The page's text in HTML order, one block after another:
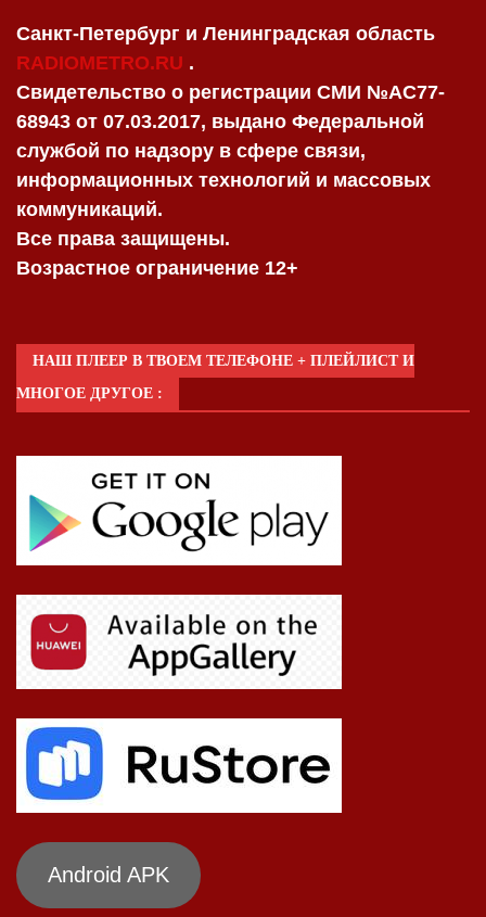
Санкт-Петербург и Ленинградская область
RADIOMETRO.RU .
Свидетельство о регистрации СМИ №AC77-
68943 от 07.03.2017, выдано Федеральной
службой по надзору в сфере связи,
информационных технологий и массовых
коммуникаций.
Все права защищены.
Возрастное ограничение 12+
НАШ ПЛЕЕР В ТВОЕМ ТЕЛЕФОНЕ + ПЛЕЙЛИСТ И
МНОГОЕ ДРУГОЕ :
Android APK